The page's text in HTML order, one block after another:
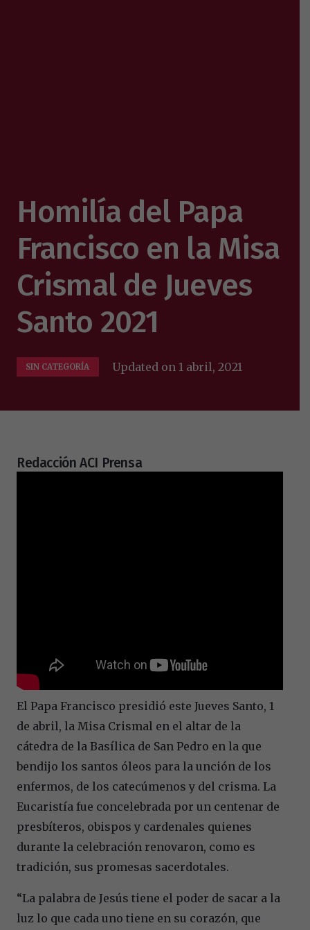
Homilía del Papa
Francisco en la Misa
Crismal de Jueves
Santo 2021
SIN CATEGORÍA Updated on 1 abril, 2021
Redacción ACI Prensa
El Papa Francisco presidió este Jueves Santo, 1
de abril, la Misa Crismal en el altar de la
cátedra de la Basílica de San Pedro en la que
bendijo los santos óleos para la unción de los
enfermos, de los catecúmenos y del crisma. La
Eucaristía fue concelebrada por un centenar de
presbíteros, obispos y cardenales quienes
durante la celebración renovaron, como es
tradición, sus promesas sacerdotales.
“La palabra de Jesús tiene el poder de sacar a la
luz lo que cada uno tiene en su corazón, que